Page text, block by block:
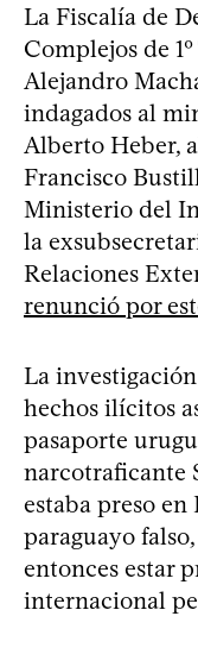
La Fiscalía de
Complejos de
Alejandro
indagados al
Alberto Heber,
Francisco
Ministerio del
la
Relaciones
renunció por
La
hechos ilícitos
pasaporte
narcotraficante
estaba preso
paraguayo
entonces estar
internacional